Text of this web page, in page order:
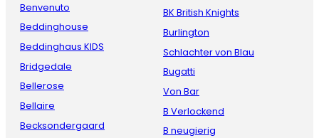
Benvenuto
Beddinghouse
Beddinghaus KIDS
Bridgedale
Bellerose
Bellaire
Becksondergaard
BK British Knights
Burlington
Schlachter von Blau
Bugatti
Von Bar
B Verlockend
B neugierig